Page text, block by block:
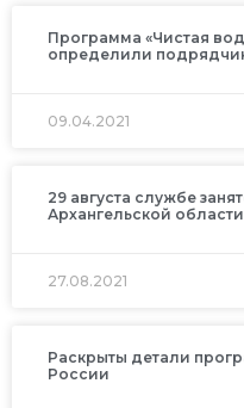
Программа «Чистая
определили
09.04.2021
29 августа службе
Архангельской
27.08.2021
Раскрыты детали
России